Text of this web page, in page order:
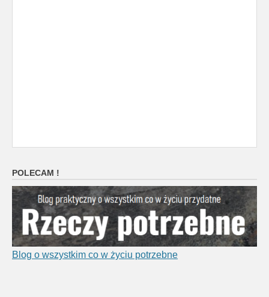
POLECAM !
Blog o wszystkim co w życiu potrzebne